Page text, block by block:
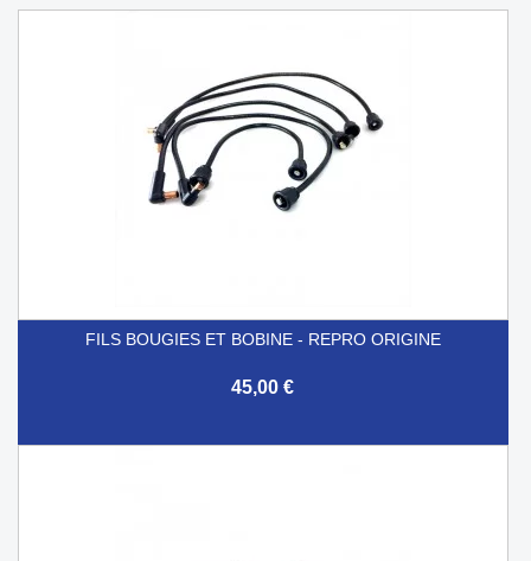
FILS BOUGIES ET BOBINE - REPRO ORIGINE
45,00 €